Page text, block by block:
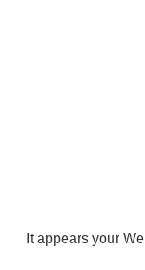
It appears your